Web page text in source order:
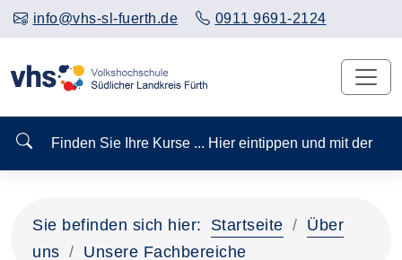
info@vhs-sl-fuerth.de 0911 9691-2124
Finden Sie Ihre Kurse ... Hier eintippen und mit
Sie befinden sich hier: Startseite
Über
uns
Unsere Fachbereiche